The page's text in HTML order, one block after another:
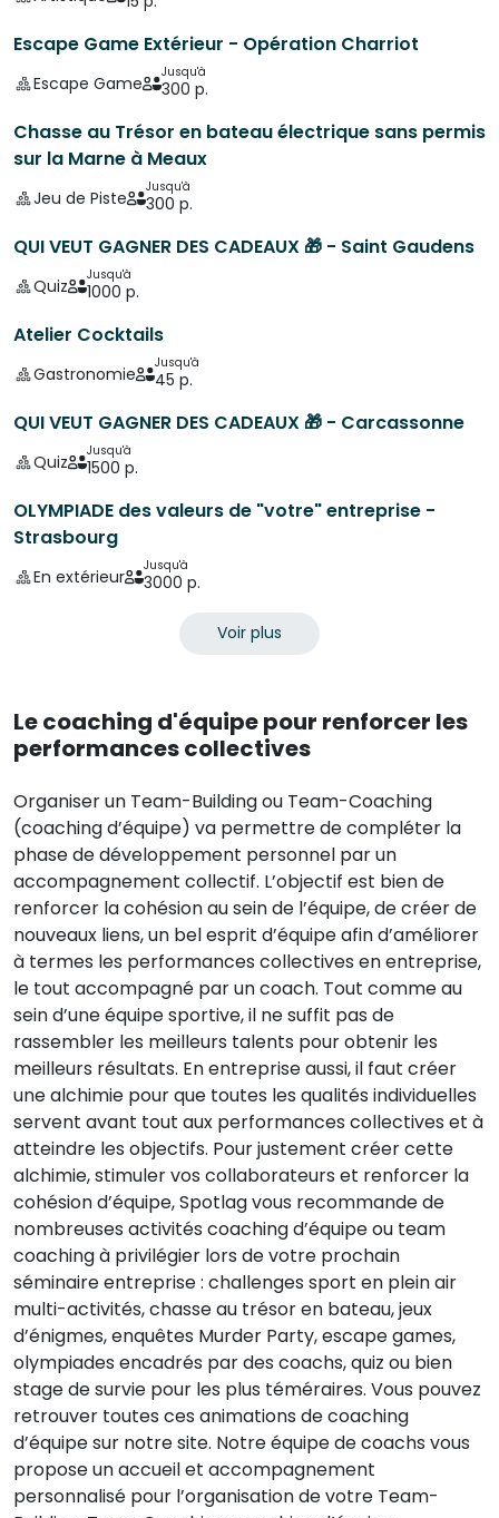
Escape Game Extérieur - Opération Charriot
Escape Game
Jusqu'à
300 p.
Chasse au Trésor en bateau électrique sans permis
sur la Marne à Meaux
Jeu de Piste
Jusqu'à
300 p.
QUI VEUT GAGNER DES CADEAUX 🎁 - Saint Gaudens
Quiz
Jusqu'à
1000 p.
Atelier Cocktails
Gastronomie
Jusqu'à
45 p.
QUI VEUT GAGNER DES CADEAUX 🎁 - Carcassonne
Quiz
Jusqu'à
1500 p.
OLYMPIADE des valeurs de "votre" entreprise -
Strasbourg
En extérieur
Jusqu'à
3000 p.
Voir plus
Le coaching d'équipe pour renforcer les
performances collectives
Organiser un Team-Building ou Team-Coaching
(coaching d’équipe) va permettre de compléter la
phase de développement personnel par un
accompagnement collectif. L’objectif est bien de
renforcer la cohésion au sein de l’équipe, de créer de
nouveaux liens, un bel esprit d’équipe afin d’améliorer
à termes les performances collectives en entreprise,
le tout accompagné par un coach. Tout comme au
sein d’une équipe sportive, il ne suffit pas de
rassembler les meilleurs talents pour obtenir les
meilleurs résultats. En entreprise aussi, il faut créer
une alchimie pour que toutes les qualités individuelles
servent avant tout aux performances collectives et à
atteindre les objectifs. Pour justement créer cette
alchimie, stimuler vos collaborateurs et renforcer la
cohésion d’équipe, Spotlag vous recommande de
nombreuses activités coaching d’équipe ou team
coaching à privilégier lors de votre prochain
séminaire entreprise : challenges sport en plein air
multi-activités, chasse au trésor en bateau, jeux
d’énigmes, enquêtes Murder Party, escape games,
olympiades encadrés par des coachs, quiz ou bien
stage de survie pour les plus téméraires. Vous pouvez
retrouver toutes ces animations de coaching
d’équipe sur notre site. Notre équipe de coachs vous
propose un accueil et accompagnement
personnalisé pour l’organisation de votre Team-